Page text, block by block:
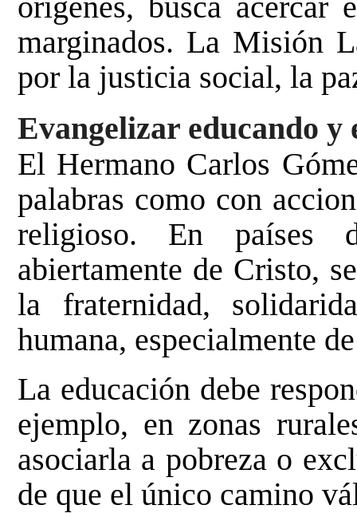
marginados. La Misión
por la justicia social, la
Evangelizar educando y
El Hermano Carlos
palabras como con
religioso. En países
abiertamente de Cristo,
la fraternidad,
humana, especialmente
La educación debe
ejemplo, en zonas
asociarla a pobreza o
de que el único camino